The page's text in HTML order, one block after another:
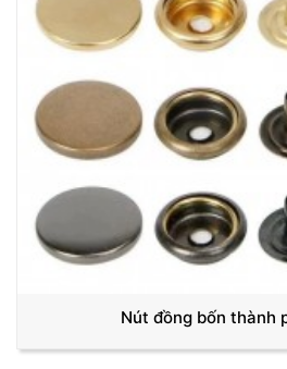
Nút đồng bốn thành